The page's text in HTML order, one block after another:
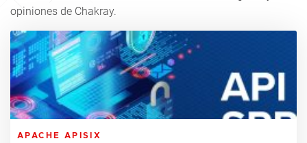
opiniones de Chakray.
APACHE APISIX